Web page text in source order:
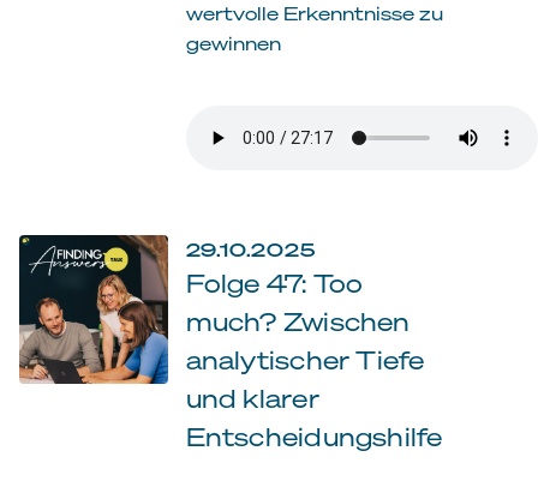
wertvolle Erkenntnisse zu
gewinnen
29.10.2025
Folge 47: Too
much? Zwischen
analytischer Tiefe
und klarer
Entscheidungshilfe